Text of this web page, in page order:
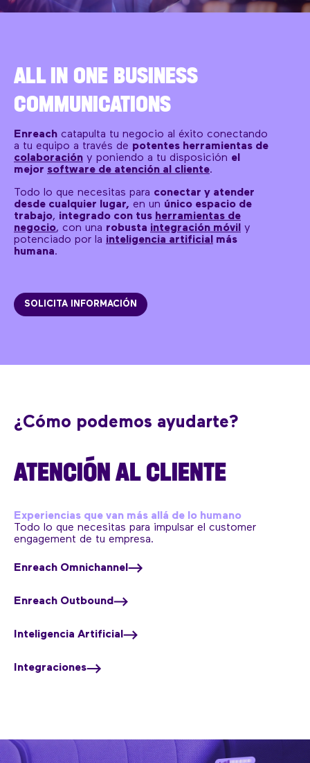
ALL IN ONE BUSINESS
COMMUNICATIONS
Enreach catapulta tu negocio al éxito conectando
a tu equipo a través de potentes herramientas de
colaboración y poniendo a tu disposición el
mejor software de atención al cliente.
Todo lo que necesitas para conectar y atender
desde cualquier lugar, en un único espacio de
trabajo, integrado con tus herramientas de
negocio, con una robusta integración móvil y
potenciado por la inteligencia artificial
más
humana.
SOLICITA INFORMACIÓN
¿Cómo podemos ayudarte?
ATENCIÓN AL CLIENTE
Experiencias que van más allá de lo humano
Todo lo que necesitas para impulsar el customer
engagement de tu empresa.
Enreach Omnichannel
Enreach Outbound
Inteligencia Artificial
Integraciones